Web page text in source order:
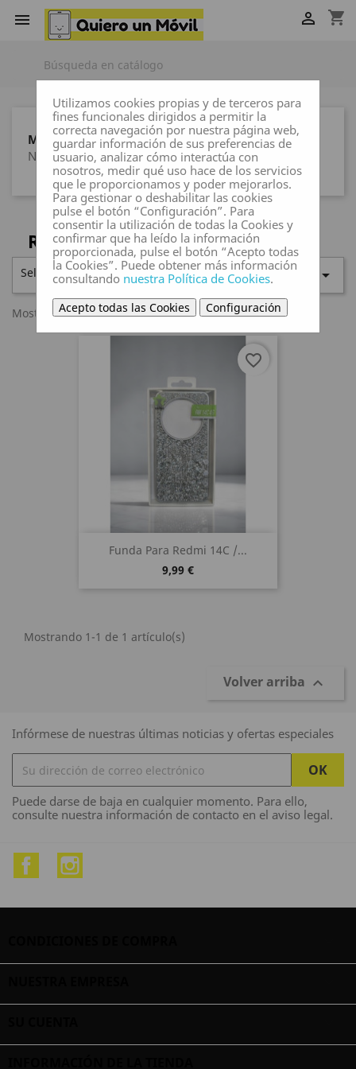
 shopping_cart

MARCAS
Ninguna marca
REDMI 14C / POCO C75
Seleccionar 
Mostrando 1-1 de 1 artículo(s)
Funda Para Redmi 14C /...
9,99 €
favorite_border
Mostrando 1-1 de 1 artículo(s)
Volver arriba 
Infórmese de nuestras últimas noticias y ofertas especiales
Puede darse de baja en cualquier momento. Para ello,
consulte nuestra información de contacto en el aviso legal.
Facebook
Utilizamos cookies propias y de terceros para
fines funcionales dirigidos a permitir la
correcta navegación por nuestra página web,
guardar información de sus preferencias de
usuario, analizar cómo interactúa con
nosotros, medir qué uso hace de los servicios
que le proporcionamos y poder mejorarlos.
Para gestionar o deshabilitar las cookies
pulse el botón “Configuración”. Para
consentir la utilización de todas la Cookies y
confirmar que ha leído la información
proporcionada, pulse el botón “Acepto todas
la Cookies”. Puede obtener más información
consultando nuestra Política de Cookies.
Acepto todas las Cookies Configuración